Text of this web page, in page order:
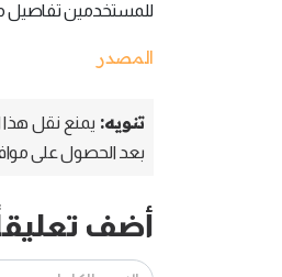
للمستخدمين تفاصيل
المصدر
تنويه: يمنع نقل هذا
بعد الحصول على
أضف